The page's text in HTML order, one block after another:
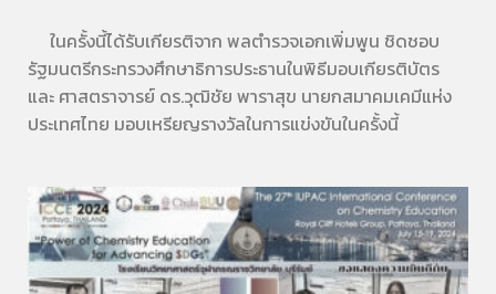
ในครั้งนี้ได้รับเกียรติจาก พลตำรวจเอกเพิ่มพูน ชิดชอบ
รัฐมนตรีกระทรวงศึกษาธิการประธานในพิธีมอบเกียรติบัตร
และ ศาสตราจารย์ ดร.วุฒิชัย พาราสุข นายกสมาคมเคมีแห่ง
ประเทศไทย มอบเหรียญรางวัลในการแข่งขันในครั้งนี้